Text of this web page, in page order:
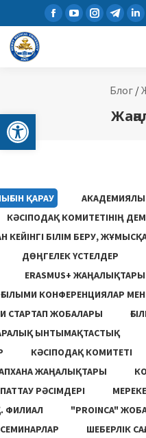
Open toolbar
Блог/
ҚАРАУ
КӘСІПОДАҚ КОМИТЕТІНІҢ
КЕЙІНГІ БІЛІМ БЕРУ,
ДӨҢГЕЛЕК ҮСТЕЛДЕР
ERASMUS+ ЖАҢАЛЫҚТАРЫ
ҒЫЛЫМИ КОНФЕРЕНЦИЯЛАР
СТАРТАП ЖОБАЛАРЫ
ЫНТЫМАҚТАСТЫҚ
КӘСІПОДАҚ КОМИТЕТІ
ЖАҢАЛЫҚТАРЫ
РӘСІМДЕРІ
ФИЛИАЛ
"PROINCA"
СЕМИНАРЛАР
ШЕБЕРЛІК